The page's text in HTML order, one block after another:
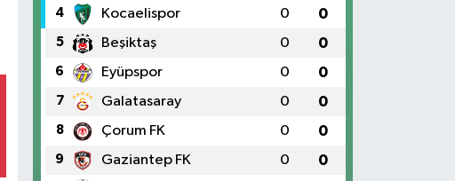
4 Kocaelispor 0 0
5 Beşiktaş 0 0
6 Eyüpspor 0 0
7 Galatasaray 0 0
8 Çorum FK 0 0
9 Gaziantep FK 0 0